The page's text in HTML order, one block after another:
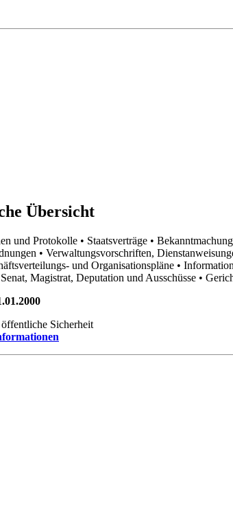
Übersicht
und Protokolle • Staatsverträge •
• Verwaltungsvorschriften,
und Organisationspläne •
Senat, Magistrat, Deputation und Ausschüsse •